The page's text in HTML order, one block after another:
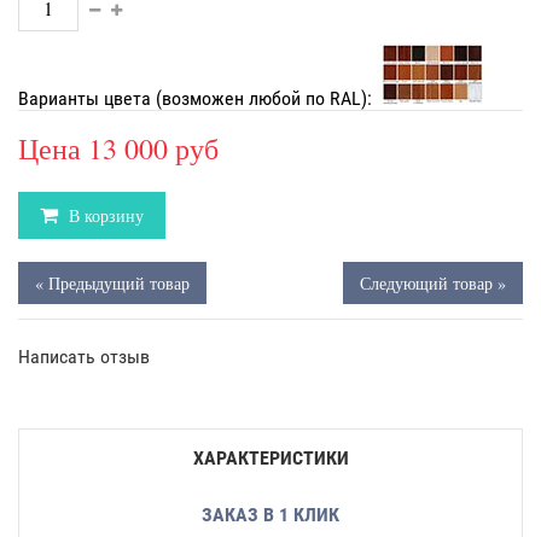
Варианты цвета (возможен любой по RAL):
Цена 13 000 руб
В корзину
« Предыдущий товар Следующий товар »
Написать отзыв
ХАРАКТЕРИСТИКИ
ЗАКАЗ В 1 КЛИК